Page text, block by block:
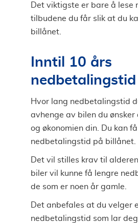
Det viktigste er bare å lese
tilbudene du får slik at du
billånet.
Inntil 10 års
Hvor lang nedbetalingstid
avhenge av bilen du ønsker
og økonomien din. Du kan
nedbetalingstid på billånet.
Det vil stilles krav til
biler vil kunne få lengre
de som er noen år gamle.
Det anbefales at du velger
nedbetalingstid som lar